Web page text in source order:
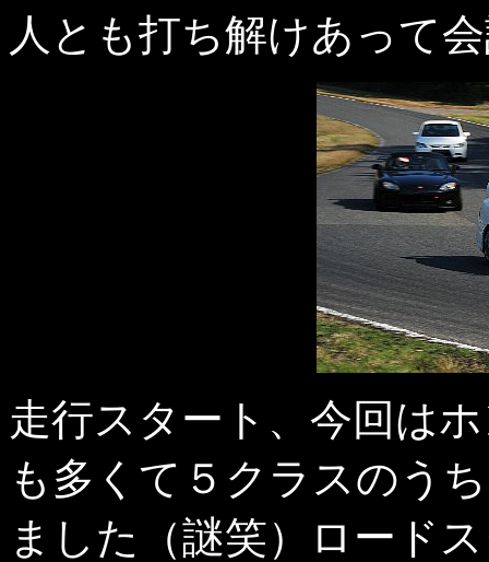
人とも打ち解けあって
走行スタート、今回は
も多くて５クラスのう
ました（謎笑）ロード